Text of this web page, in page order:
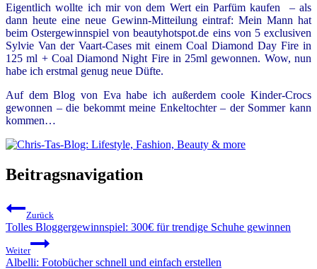
Eigentlich wollte ich mir von dem Wert ein Parfüm kaufen – als
dann heute eine neue Gewinn-Mitteilung eintraf: Mein Mann hat
beim Ostergewinnspiel von beautyhotspot.de eins von 5 exclusiven
Sylvie Van der Vaart-Cases mit einem Coal Diamond Day Fire in
125 ml + Coal Diamond Night Fire in 25ml gewonnen. Wow, nun
habe ich erstmal genug neue Düfte.
Auf dem Blog von Eva habe ich außerdem coole Kinder-Crocs
gewonnen – die bekommt meine Enkeltochter – der Sommer kann
kommen…
Beitragsnavigation
Zurück
Tolles Bloggergewinnspiel: 300€ für trendige Schuhe gewinnen
Weiter
Albelli: Fotobücher schnell und einfach erstellen